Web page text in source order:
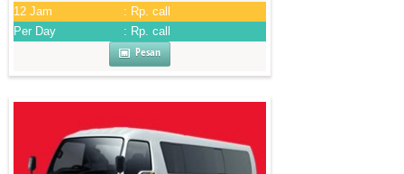
12 Jam
: Rp. call
Per Day
: Rp. call
Pesan